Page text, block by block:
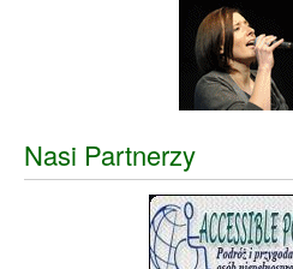
Nasi Partnerzy